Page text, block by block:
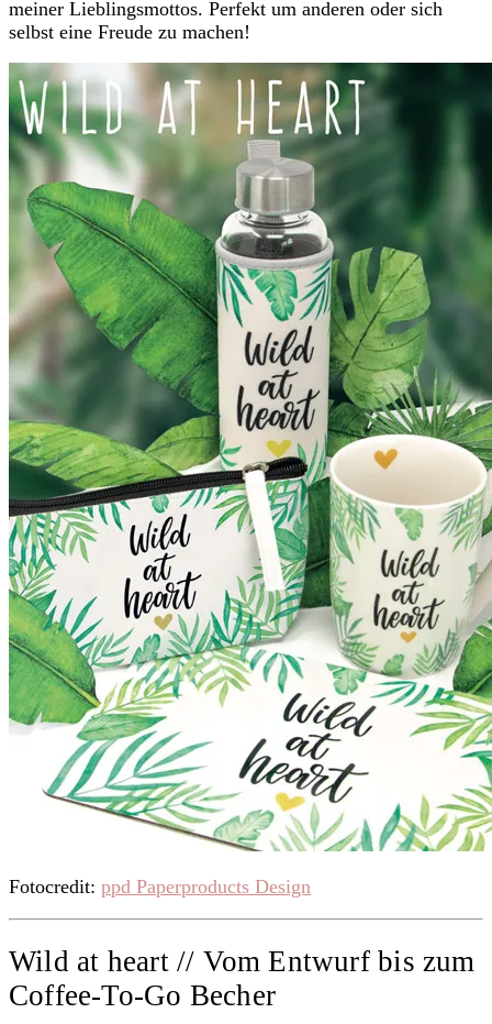
meiner Lieblingsmottos. Perfekt um anderen oder sich
selbst eine Freude zu machen!
Fotocredit: ppd Paperproducts Design
Wild at heart // Vom Entwurf bis zum
Coffee-To-Go Becher